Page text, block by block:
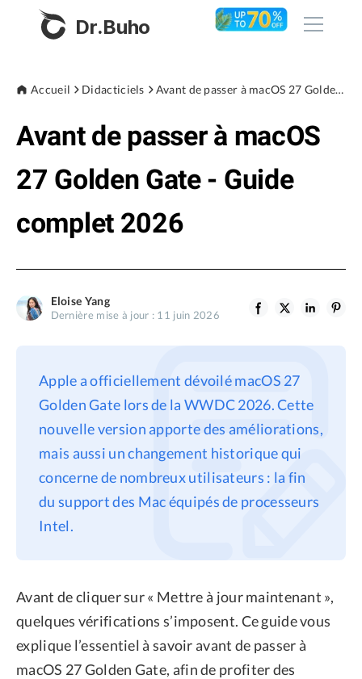
Dr.Buho
Produits
BuhoCleaner
BuhoRepair
BuhoLaunchpad
Boutique
Blog
Confidentialité
Conditions générales
Politique de
Accueil Didacticiels Avant de passer à macOS 27 Golden Gate - Guide complet 2026
Avant de passer à macOS
27 Golden Gate - Guide
complet 2026
Eloise Yang
Dernière mise à jour : 11 juin 2026
Apple a officiellement dévoilé macOS 27
Golden Gate lors de la WWDC 2026. Cette
nouvelle version apporte des améliorations,
mais aussi un changement historique qui
concerne de nombreux utilisateurs : la fin
du support des Mac équipés de processeurs
Intel.
Avant de cliquer sur « Mettre à jour maintenant »,
quelques vérifications s’imposent. Ce guide vous
explique l’essentiel à savoir avant de passer à
macOS 27 Golden Gate, afin de profiter des